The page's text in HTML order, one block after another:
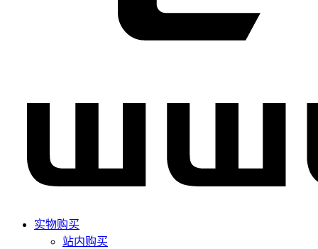
实物购买
站内购买